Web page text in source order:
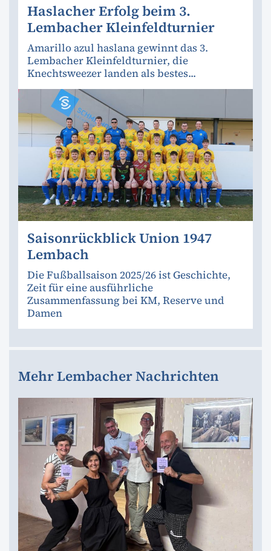
Haslacher Erfolg beim 3.
Lembacher Kleinfeldturnier
Amarillo azul haslana gewinnt das 3.
Lembacher Kleinfeldturnier, die
Knechtsweezer landen als bestes...
Saisonrückblick Union 1947
Lembach
Die Fußballsaison 2025/26 ist Geschichte,
Zeit für eine ausführliche
Zusammenfassung bei KM, Reserve und
Damen
Mehr Lembacher Nachrichten